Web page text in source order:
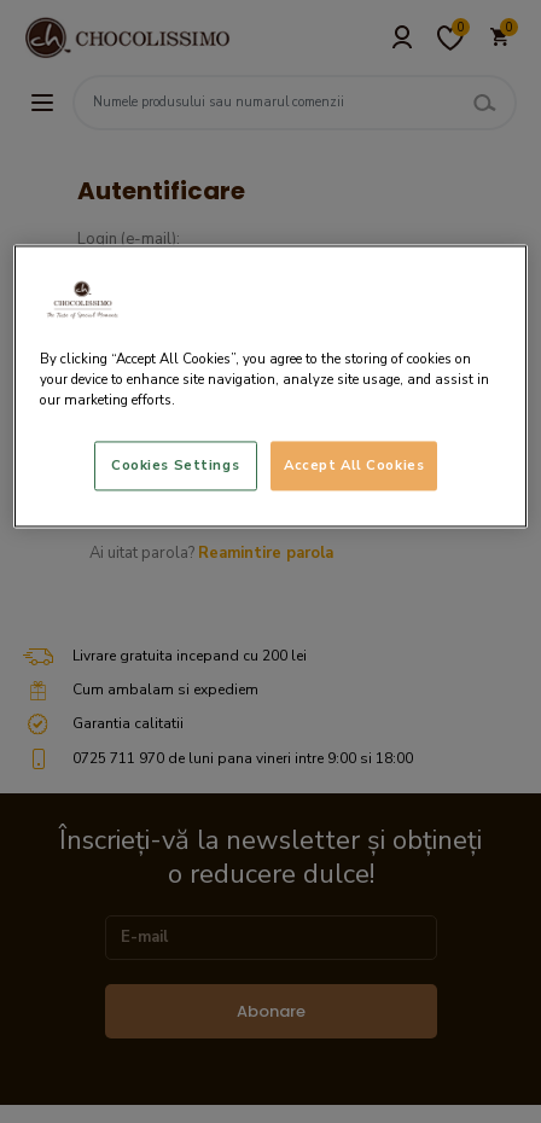
0 0
Autentificare
Login (e-mail):
Ai uitat parola? Reamintire parola
Livrare gratuita incepand cu 200 lei
Cum ambalam si expediem
Garantia calitatii
0725 711 970 de luni pana vineri intre 9:00 si 18:00
Înscrieți-vă la newsletter și obțineți
o reducere dulce!
Abonare
By clicking “Accept All Cookies”, you agree to the storing of cookies on
your device to enhance site navigation, analyze site usage, and assist in
our marketing efforts.
Accept All Cookies
Cookies Settings